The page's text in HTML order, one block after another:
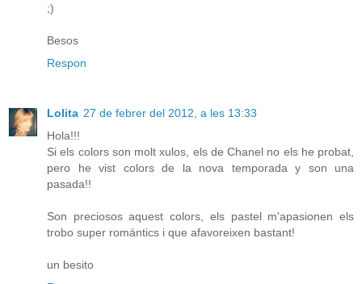
;)
Besos
Respon
Lolita 27 de febrer del 2012, a les 13:33
Hola!!!
Si els colors son molt xulos, els de Chanel no els he probat,
pero he vist colors de la nova temporada y son una
pasada!!
Son preciosos aquest colors, els pastel m'apasionen els
trobo super romántics i que afavoreixen bastant!
un besito